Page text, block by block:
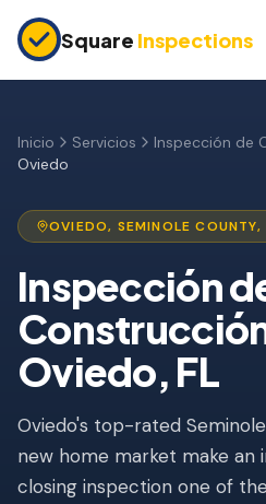
Square Inspections
Inspección Pre-Compra
Garantía 11 Meses
Inspección de Condominio
Inspección Pre-Listado
Propiedad de Inversión
INSPECCIONES DE SEGURO
Inspección 4 Puntos
Mitigación de Viento
Inicio Servicios
Inspección de
Oviedo
OVIEDO, SEMINOLE COUNTY,
Inspección
Oviedo, FL
Oviedo's top-rated
new home market make
closing inspection one of